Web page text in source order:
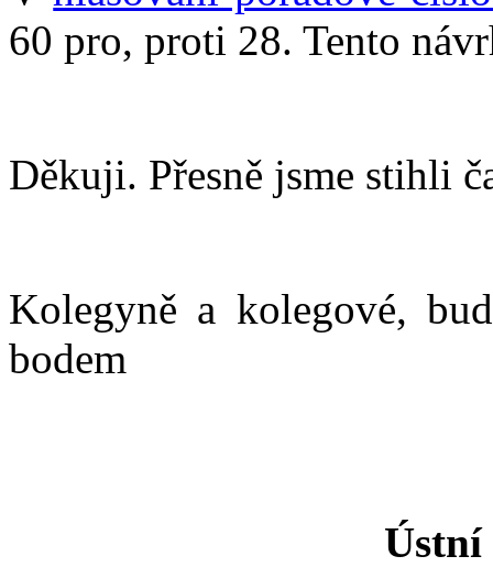
60 pro, proti 28. Tento
Děkuji. Přesně jsme stihli
Kolegyně a kolegové,
bodem
Ústní